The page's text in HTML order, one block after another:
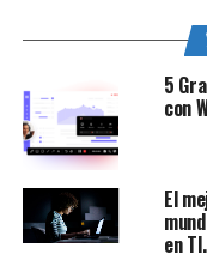
5
con
El
en TI.